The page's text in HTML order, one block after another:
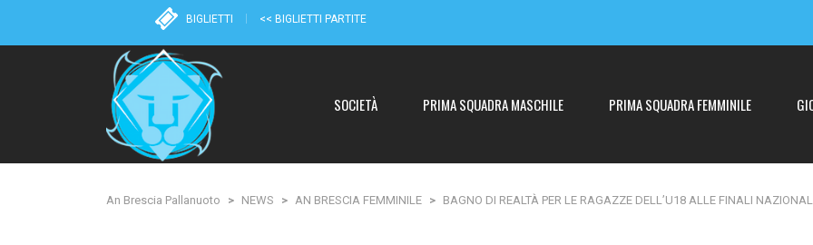
BIGLIETTI << BIGLIETTI PARTITE
SOCIETÀ PRIMA SQUADRA MASCHILE PRIMA SQUADRA FEMMINILE
An Brescia Pallanuoto > NEWS > AN BRESCIA FEMMINILE > BAGNO DI REALTÀ PER LE RAGAZZE DELL’U18 ALLE FINALI